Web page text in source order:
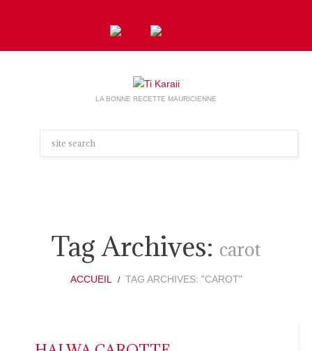
LA BONNE RECETTE MAURICIENNE
Tag Archives: carot
ACCUEIL TAG ARCHIVES: "CAROT"